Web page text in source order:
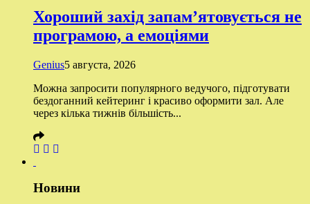
Хороший захід запам’ятовується не
програмою, а емоціями
Genius5 августа, 2026
Можна запросити популярного ведучого, підготувати
бездоганний кейтеринг і красиво оформити зал. Але
через кілька тижнів більшість...
Новини